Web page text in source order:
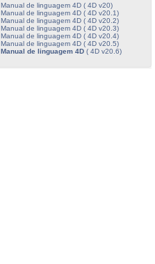
Manual de linguagem 4D ( 4D v20)
Manual de linguagem 4D ( 4D v20.1)
Manual de linguagem 4D ( 4D v20.2)
Manual de linguagem 4D ( 4D v20.3)
Manual de linguagem 4D ( 4D v20.4)
Manual de linguagem 4D ( 4D v20.5)
Manual de linguagem 4D( 4D v20.6)